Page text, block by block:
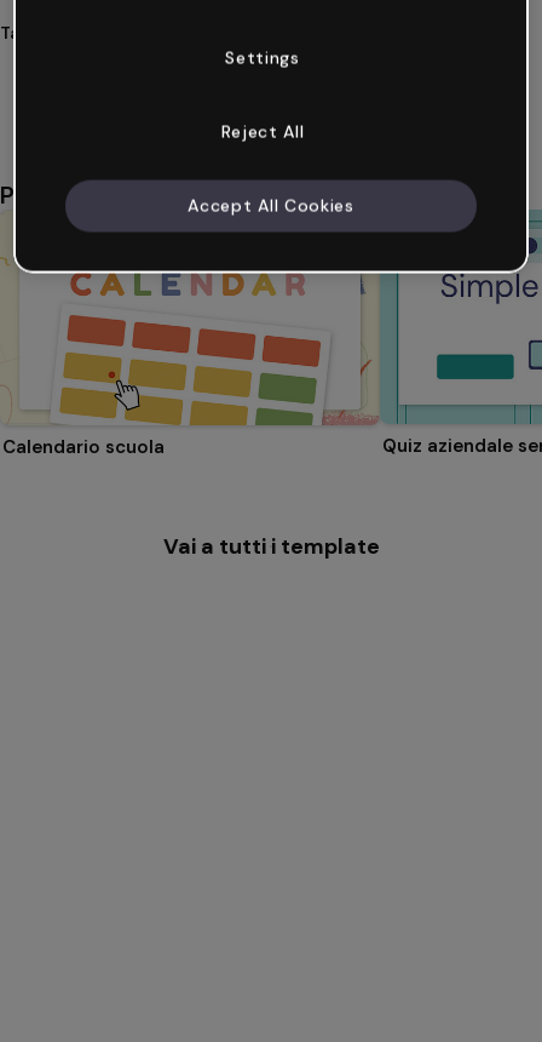
Tags
quiz valutazioni
Potrebbe piacerti anche
Calendario scuola Quiz aziendale
Vai a tutti i template
Settings
Reject All
Accept All Cookies